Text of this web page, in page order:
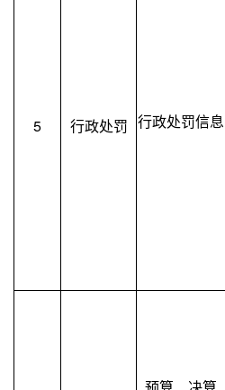
5 行政处罚 行政处罚信息